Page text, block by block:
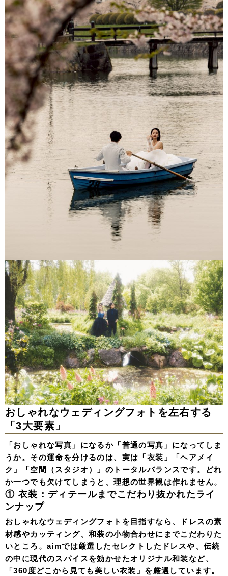
おしゃれなウェディングフォトを左右する
「3大要素」
「おしゃれな写真」になるか「普通の写真」になってしま
うか。その運命を分けるのは、実は「衣装」「ヘアメイ
ク」「空間（スタジオ）」のトータルバランスです。どれ
か一つでも欠けてしまうと、理想の世界観は作れません。
① 衣装：ディテールまでこだわり抜かれたライ
ンナップ
おしゃれなウェディングフォトを目指すなら、ドレスの素
材感やカッティング、和装の小物合わせにまでこだわりた
いところ。aimでは厳選したセレクトしたドレスや、伝統
の中に現代のスパイスを効かせたオリジナル和装など、
「360度どこから見ても美しい衣装」を厳選しています。